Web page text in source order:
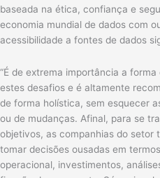
baseada na ética, confiança e
economia mundial de dados com
acessibilidade a fontes de dados
“É de extrema importância a
estes desafios e é altamente
de forma holística, sem esquecer
ou de mudanças. Afinal, para se
objetivos, as companhias do setor
tomar decisões ousadas em
operacional, investimentos,